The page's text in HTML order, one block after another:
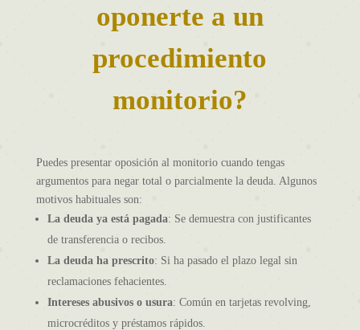
oponerte a un
procedimiento
monitorio?
Puedes presentar oposición al monitorio cuando tengas
argumentos para negar total o parcialmente la deuda. Algunos
motivos habituales son:
La deuda ya está pagada: Se demuestra con justificantes
de transferencia o recibos.
La deuda ha prescrito: Si ha pasado el plazo legal sin
reclamaciones fehacientes.
Intereses abusivos o usura: Común en tarjetas revolving,
microcréditos y préstamos rápidos.